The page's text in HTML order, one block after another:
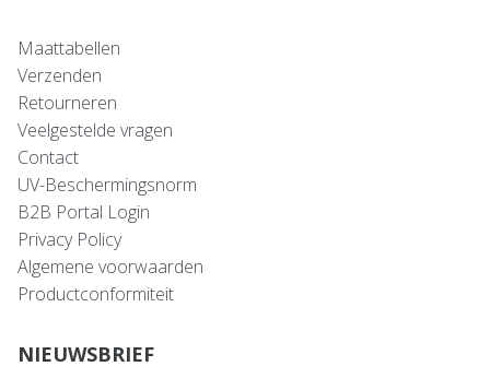
Maattabellen
Verzenden
Retourneren
Veelgestelde vragen
Contact
UV-Beschermingsnorm
B2B Portal Login
Privacy Policy
Algemene voorwaarden
Productconformiteit
NIEUWSBRIEF